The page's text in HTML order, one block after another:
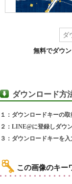
無料でダウ
ダウンロード方
１：ダウンロードキーの
２：LINE@に登録しダウ
３：ダウンロードキーを
この画像のキー